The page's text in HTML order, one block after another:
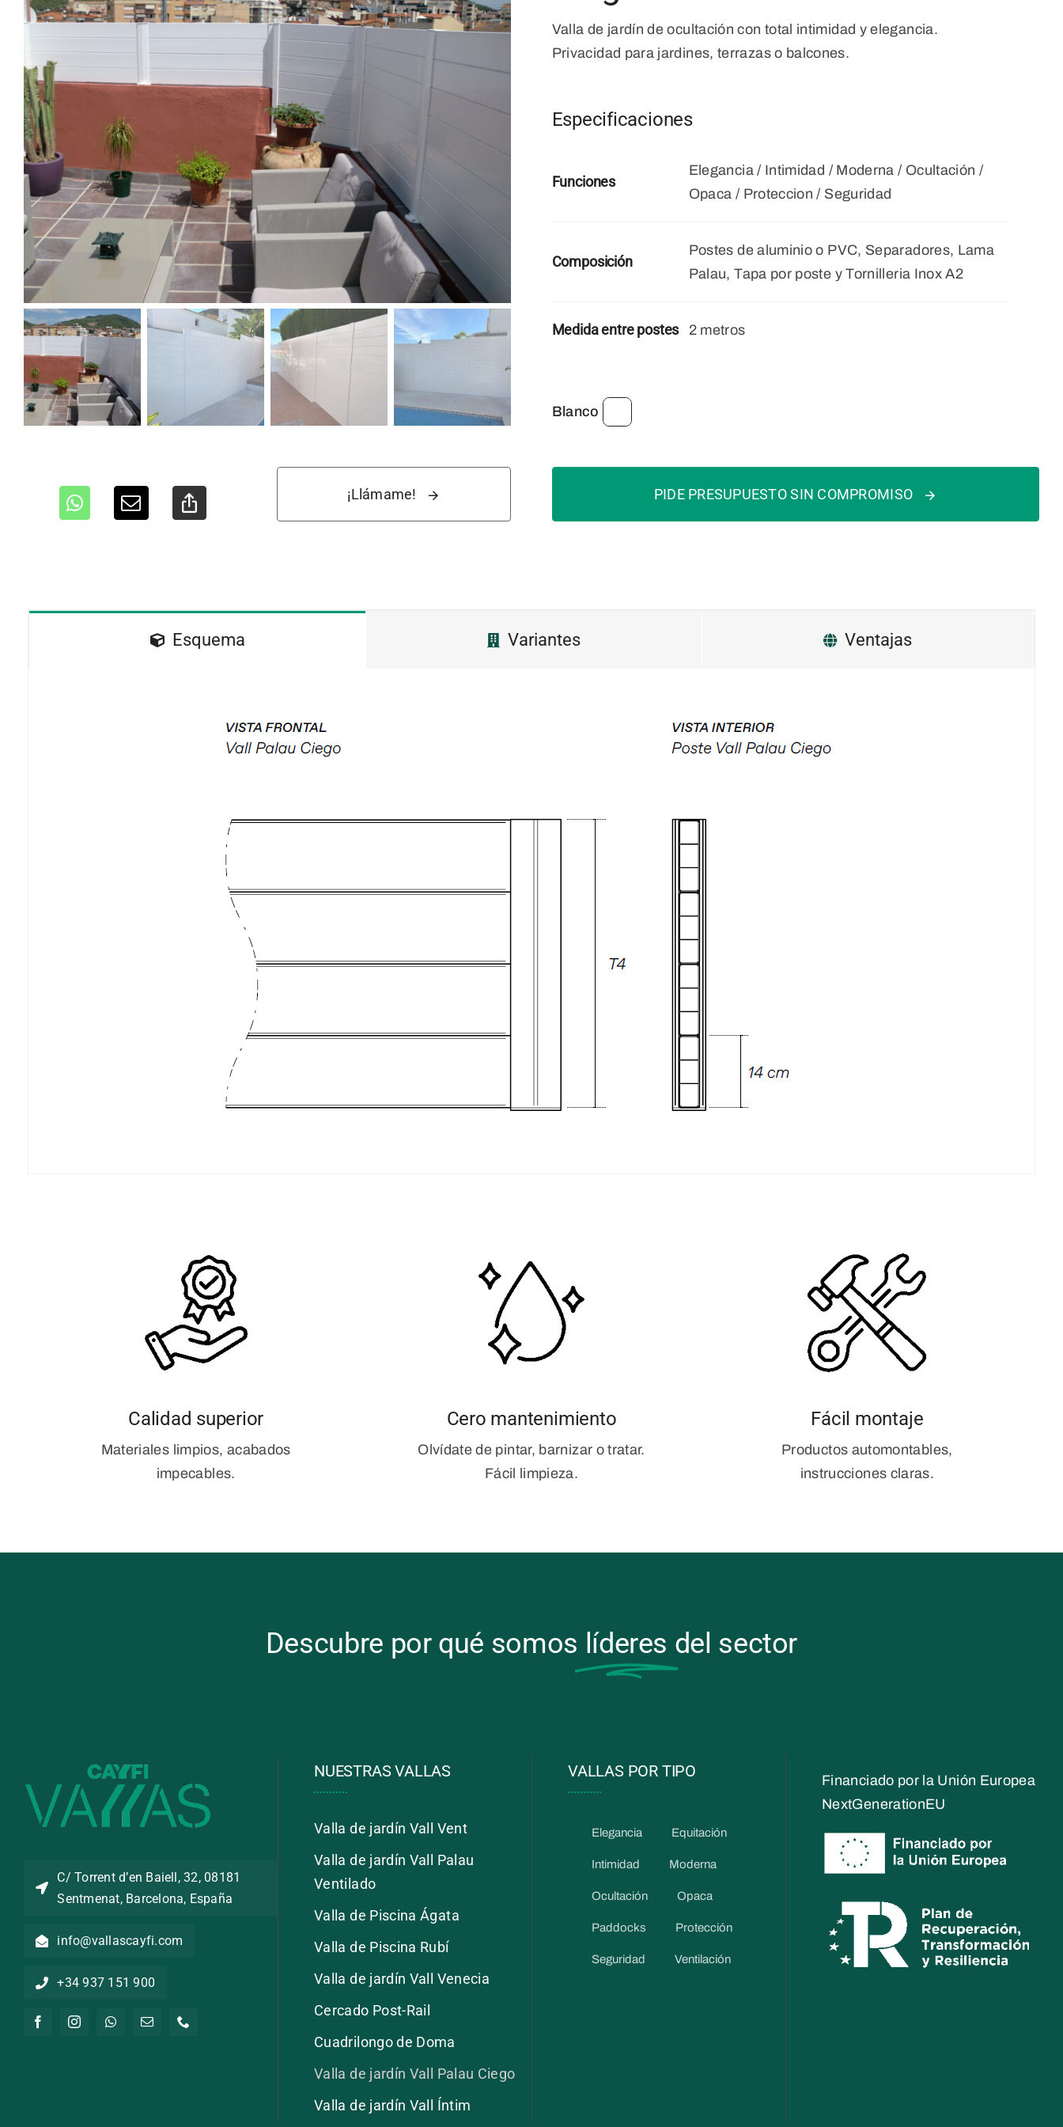
Valla de jardín de ocultación con total intimidad y elegancia.
Privacidad para jardines, terrazas o balcones.
Especificaciones
Funciones
Elegancia / Intimidad / Moderna / Ocultación /
Opaca / Proteccion / Seguridad
Composición
Postes de aluminio o PVC, Separadores, Lama
Palau, Tapa por poste y Tornilleria Inox A2
Medida entre postes 2 metros
Blanco
¡Llámame! PIDE PRESUPUESTO SIN COMPROMISO
Esquema Variantes Ventajas
Calidad superior
Materiales limpios, acabados
impecables.
Cero mantenimiento
Olvídate de pintar, barnizar o tratar.
Fácil limpieza.
Fácil montaje
Productos automontables,
instrucciones claras.
Descubre por qué somos líderes del sector
C/ Torrent d’en Baiell, 32, 08181
Sentmenat, Barcelona, España
info@vallascayfi.com
+34 937 151 900
NUESTRAS VALLAS
Valla de jardín Vall Vent
Valla de jardín Vall Palau
Ventilado
Valla de Piscina Ágata
Valla de Piscina Rubí
Valla de jardín Vall Venecia
Cercado Post-Rail
Cuadrilongo de Doma
Valla de jardín Vall Palau Ciego
Valla de jardín Vall Íntim
VALLAS POR TIPO
Elegancia Equitación
Intimidad Moderna
Ocultación Opaca
Paddocks Protección
Seguridad Ventilación
Financiado por la Unión Europea
NextGenerationEU